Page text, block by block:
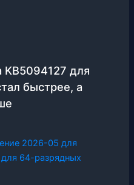
для
быстрее, а